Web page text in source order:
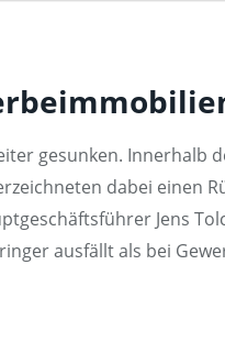
gesunken. Innerhalb
dabei einen
Jens
ausfällt als bei